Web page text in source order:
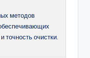
методов
очистки.